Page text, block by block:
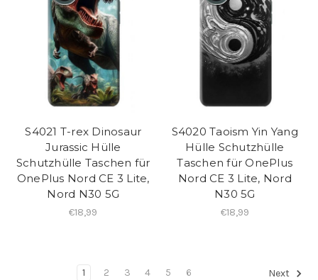
S4021 T-rex Dinosaur
Jurassic Hülle
Schutzhülle Taschen für
OnePlus Nord CE 3 Lite,
Nord N30 5G
€18,99
S4020 Taoism Yin Yang
Hülle Schutzhülle
Taschen für OnePlus
Nord CE 3 Lite, Nord
N30 5G
€18,99
1 2 3 4 5 6 Next